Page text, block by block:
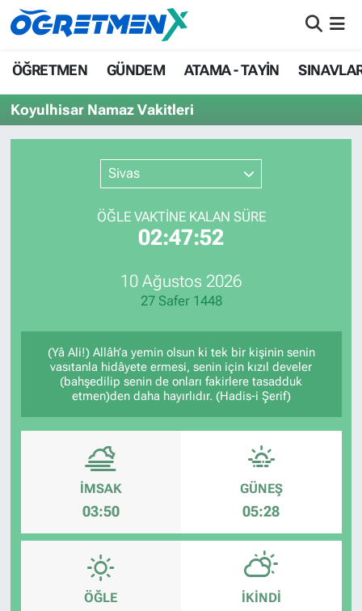
ÖĞRETMEN GÜNDEM ATAMA - TAYİN
Koyulhisar Namaz Vakitleri
Sivas
ÖĞLE VAKTİNE KALAN SÜRE
02:47:52
10 Ağustos 2026
27 Safer 1448
(Yâ Ali!) Allâh’a yemin olsun ki tek bir kişinin senin
vasıtanla hidâyete ermesi, senin için kızıl develer
(bahşedilip senin de onları fakirlere tasadduk
etmen)den daha hayırlıdır. (Hadis-i Şerif)
İMSAK
03:50
GÜNEŞ
05:28
ÖĞLE İKINDI
ÖĞRETMEN
GÜNDEM
ATAMA - TAYİN
SINAVLAR
HAYATIN İÇİNDEN
İstanbul Nöbetçi Eczaneler
İstanbul Hava Durumu
İstanbul Namaz Vakitleri
İstanbul Trafik Yoğunluk Haritası
Süper Lig Puan Durumu ve Fikstür
Son Dakika Haberleri
Haber Arşivi